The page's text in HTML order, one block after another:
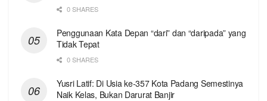
0 SHARES
Penggunaan Kata Depan “dari” dan “daripada” yang
Tidak Tepat
0 SHARES
Yusri Latif: Di Usia ke-357 Kota Padang Semestinya
Naik Kelas, Bukan Darurat Banjir